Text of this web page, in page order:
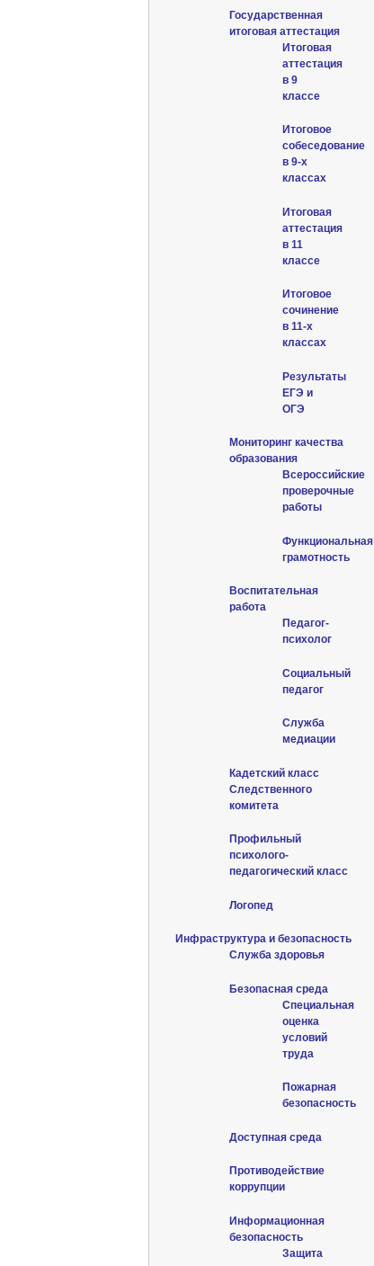
Государственная
итоговая аттестация
Итоговая
аттестация
в 9
классе
Итоговое
собеседование
в 9-х
классах
Итоговая
аттестация
в 11
классе
Итоговое
сочинение
в 11-х
классах
Результаты
ЕГЭ и
ОГЭ
Мониторинг качества
образования
Всероссийские
проверочные
работы
Функциональная
грамотность
Воспитательная
работа
Педагог-
психолог
Социальный
педагог
Служба
медиации
Кадетский класс
Следственного
комитета
Профильный
психолого-
педагогический класс
Логопед
Инфраструктура и безопасность
Служба здоровья
Безопасная среда
Специальная
оценка
условий
труда
Пожарная
безопасность
Доступная среда
Противодействие
коррупции
Информационная
безопасность
Защита